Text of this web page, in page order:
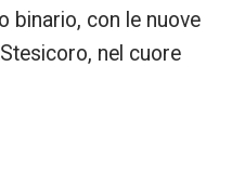
binario, con le nuove
nel cuore